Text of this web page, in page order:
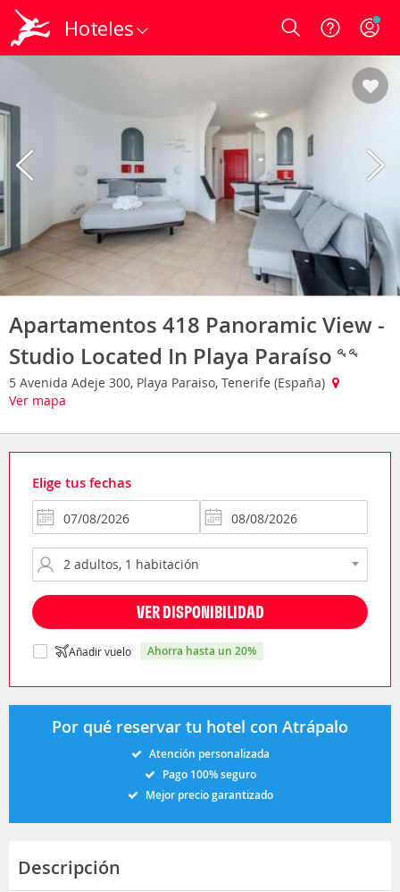
Hoteles Login
Apartamentos 418 Panoramic View -
Studio Located In Playa Paraíso
5 Avenida Adeje 300, Playa Paraiso, Tenerife (España)
Ver mapa
Elige tus fechas
VER DISPONIBILIDAD
Añadir vuelo ahorra hasta un 20%
Por qué reservar tu hotel con Atrápalo
Atención personalizada
Pago 100% seguro
Mejor precio garantizado
Descripción